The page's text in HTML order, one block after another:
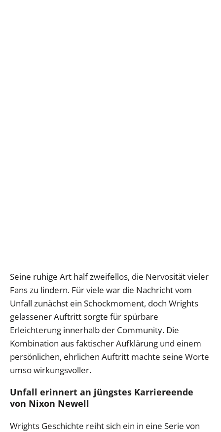
Seine ruhige Art half zweifellos, die Nervosität vieler
Fans zu lindern. Für viele war die Nachricht vom
Unfall zunächst ein Schockmoment, doch Wrights
gelassener Auftritt sorgte für spürbare
Erleichterung innerhalb der Community. Die
Kombination aus faktischer Aufklärung und einem
persönlichen, ehrlichen Auftritt machte seine Worte
umso wirkungsvoller.
Unfall erinnert an jüngstes Karriereende
von Nixon Newell
Wrights Geschichte reiht sich ein in eine Serie von